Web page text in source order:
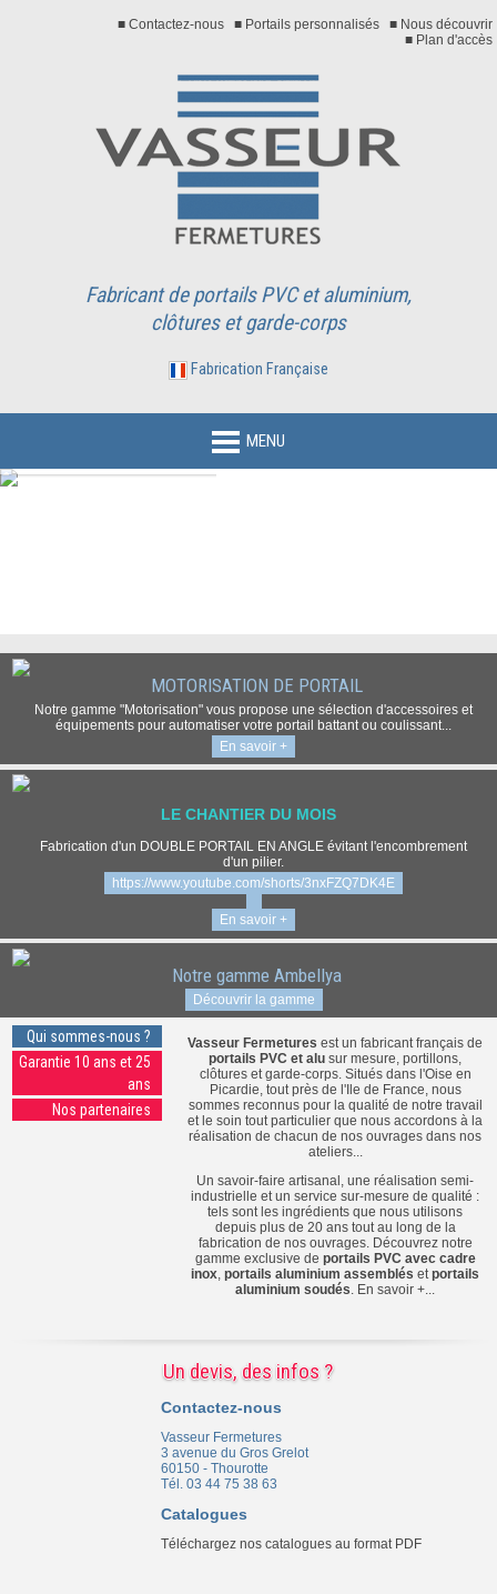
■ Nous découvrir
■ Portails personnalisés
■ Contactez-nous
■ Plan d'accès
Fabricant de portails PVC et aluminium,
clôtures et garde-corps
Fabrication Française
MENU
MOTORISATION DE PORTAIL
Notre gamme "Motorisation" vous propose une sélection d'accessoires et
équipements pour automatiser votre portail battant ou coulissant...
En savoir +
LE CHANTIER DU MOIS
Fabrication d'un DOUBLE PORTAIL EN ANGLE évitant l'encombrement
d'un pilier.
https://www.youtube.com/shorts/3nxFZQ7DK4E
En savoir +
Notre gamme Ambellya
Découvrir la gamme
Qui sommes-nous ?
Garantie 10 ans et 25
ans
Nos partenaires
Vasseur Fermetures est un fabricant français de
portails PVC et alu sur mesure, portillons,
clôtures et garde-corps. Situés dans l'Oise en
Picardie, tout près de l'Ile de France, nous
sommes reconnus pour la qualité de notre travail
et le soin tout particulier que nous accordons à la
réalisation de chacun de nos ouvrages dans nos
ateliers...
Un savoir-faire artisanal, une réalisation semi-
industrielle et un service sur-mesure de qualité :
tels sont les ingrédients que nous utilisons
depuis plus de 20 ans tout au long de la
fabrication de nos ouvrages. Découvrez notre
gamme exclusive de portails PVC avec cadre
inox,portails aluminium assemblés etportails
aluminium soudés. En savoir +...
Un devis, des infos ?
Contactez-nous
Vasseur Fermetures
3 avenue du Gros Grelot
60150 - Thourotte
Tél. 03 44 75 38 63
Catalogues
Téléchargez nos catalogues au format PDF